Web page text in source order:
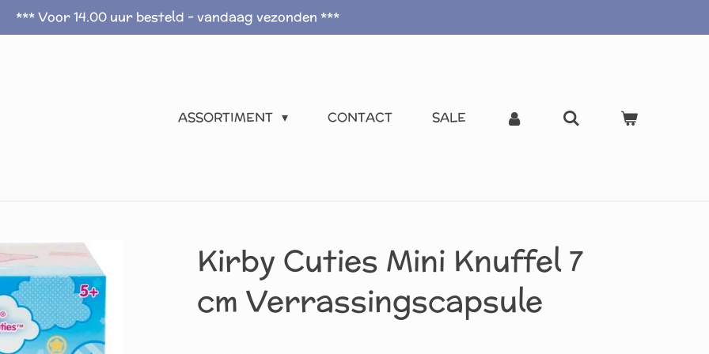
*** Voor 14.00 uur besteld - vandaag vezonden ***
ASSORTIMENT CONTACT SALE
Kirby Cuties Mini Knuffel 7
cm Verrassingscapsule